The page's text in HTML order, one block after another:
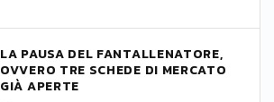
LA PAUSA DEL FANTALLENATORE,
OVVERO TRE SCHEDE DI MERCATO
GIÀ APERTE